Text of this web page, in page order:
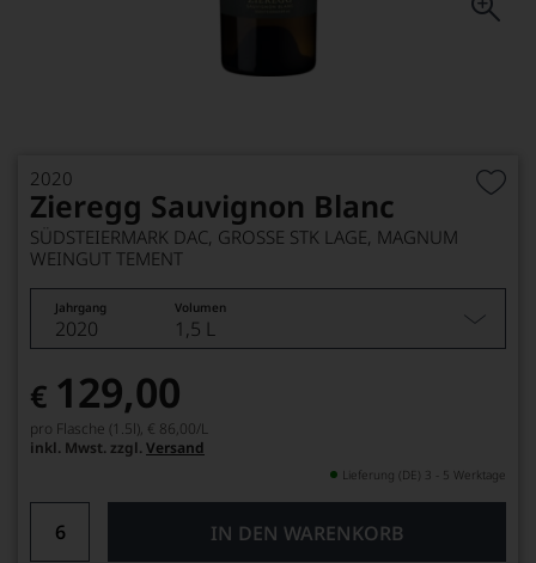
2020
Zieregg Sauvignon Blanc
SÜDSTEIERMARK DAC, GROSSE STK LAGE, MAGNUM
WEINGUT TEMENT
Jahrgang Volumen
2020 1,5 L
€ 129,00
pro Flasche (1.5l), € 86,00/L
inkl. Mwst. zzgl. Versand
Lieferung (DE) 3 - 5 Werktage
IN DEN WARENKORB